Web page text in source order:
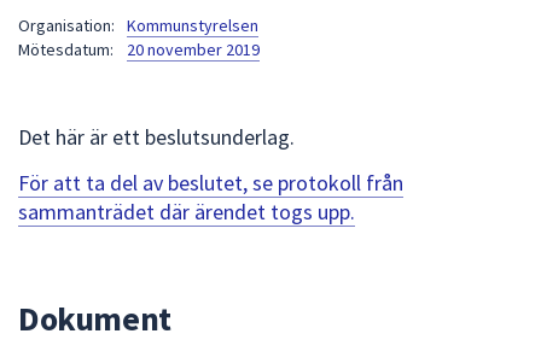
för
att
navigera
Organisation:
Kommunstyrelsen
Mötesdatum:
20 november 2019
Det här är ett beslutsunderlag.
För att ta del av beslutet, se protokoll från
sammanträdet där ärendet togs upp.
Dokument